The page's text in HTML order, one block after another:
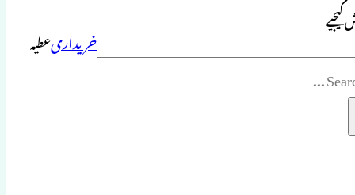
کیجیے
خریداریعطیہ